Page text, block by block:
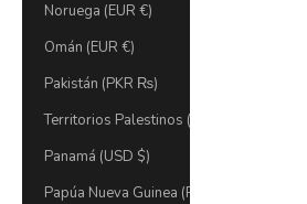
Noruega (EUR €)
Omán (EUR €)
Pakistán (PKR ₨)
Territorios Palestinos (ILS ₪)
Panamá (USD $)
Papúa Nueva Guinea (PGK K)